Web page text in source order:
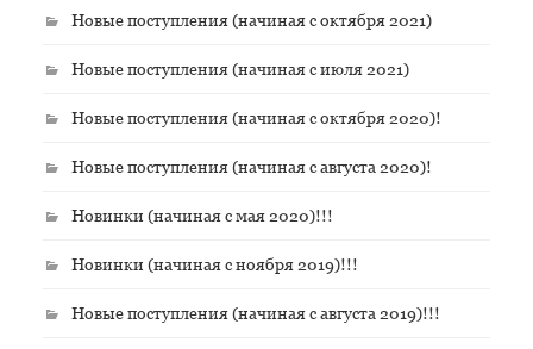
Новые поступления (начиная с октября 2021)
Новые поступления (начиная с июля 2021)
Новые поступления (начиная с октября 2020)!
Новые поступления (начиная с августа 2020)!
Новинки (начиная с мая 2020)!!!
Новинки (начиная с ноября 2019)!!!
Новые поступления (начиная с августа 2019)!!!